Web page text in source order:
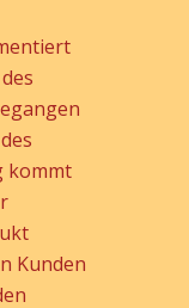
kommt
Kunden